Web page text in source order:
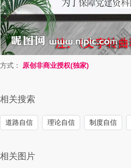
方式： 原创非商业授权(独家)
相关搜索
道路自信 理论自信 制度自信
相关图片